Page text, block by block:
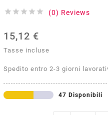
     (0) Reviews
15,12 €
Tasse incluse
Spedito entro 2-3 giorni
47 Disponibili